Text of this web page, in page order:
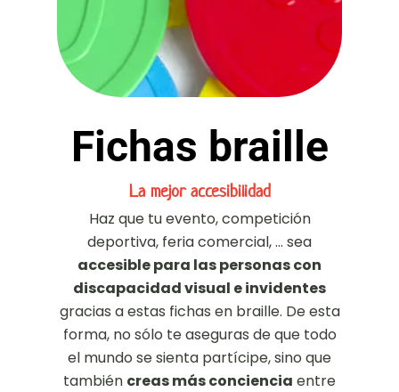
Fichas braille
La mejor accesibilidad
Haz que tu evento, competición
deportiva, feria comercial, ... sea
accesible para las personas con
discapacidad visual e invidentes
gracias a estas fichas en braille. De esta
forma, no sólo te aseguras de que todo
el mundo se sienta partícipe, sino que
también creas más conciencia entre